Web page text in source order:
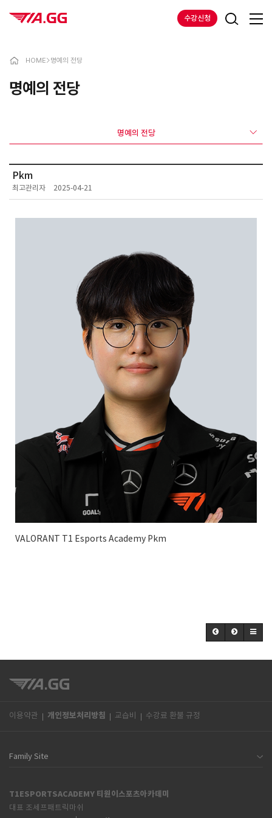
수강신청
HOME>명예의 전당
명예의 전당
명예의 전당
Pkm
최고관리자 2025-04-21
VALORANT T1 Esports Academy Pkm
이용약관 개인정보처리방침 교습비 수강료 환불 규정
T1ESPORTSACADEMY 티원이스포츠아카데미
대표 조세프패트릭마쉬